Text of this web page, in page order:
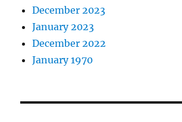
December 2023
January 2023
December 2022
January 1970